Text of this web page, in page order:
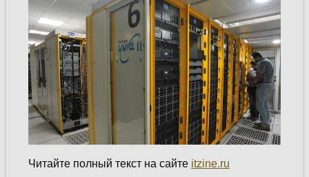
Читайте полный текст на сайте itzine.ru